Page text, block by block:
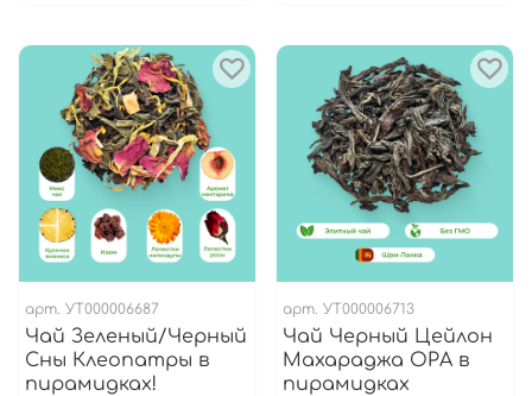
арт. УТ000006687
Чай Зеленый/Черный
Сны Клеопатры в
пирамидках!
арт. УТ000006713
Чай Черный Цейлон
Махараджа ОРА в
пирамидках